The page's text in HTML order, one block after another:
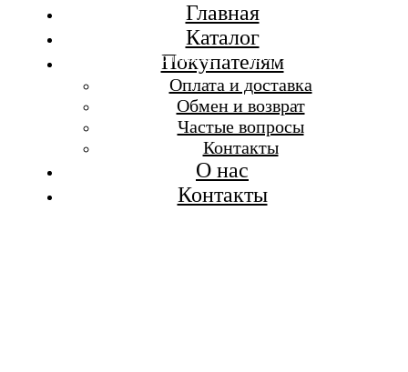
Бесплатная доставка при заказе от 7 000 р.
Главная
Каталог
Покупателям
Оплата и доставка
Обмен и возврат
Частые вопросы
Контакты
О нас
Контакты